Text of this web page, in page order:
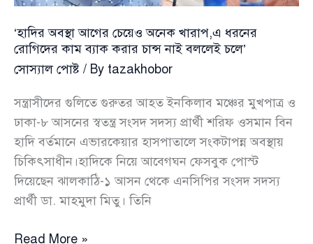
‘হাদির অবস্থা আগের চেয়েও অনেক খারাপ,এ ধরনের
রোগিদের কাম ব্যাক করার চান্স নাই বললেই চলে’
সোস্যাল পোষ্ট / By tazakhobor
সন্ত্রাসীদের গুলিতে গুরুতর আহত ইনকিলাব মঞ্চের মুখপাত্র ও
ঢাকা-৮ আসনের স্বতন্ত্র সংসদ সদস্য প্রার্থী শরিফ ওসমান বিন
হাদি বর্তমানে এভারকেয়ার হাসপাতালে সংকটাপন্ন অবস্থায়
চিকিৎসাধীন।হাদিকে নিয়ে আবেগঘন ফেসবুক পোস্ট
দিয়েছেন ঝালকাঠি-১ আসন থেকে এনসিপির সংসদ সদস্য
প্রার্থী ডা. মাহমুদা মিতু। তিনি
‘হাদির
Read More »